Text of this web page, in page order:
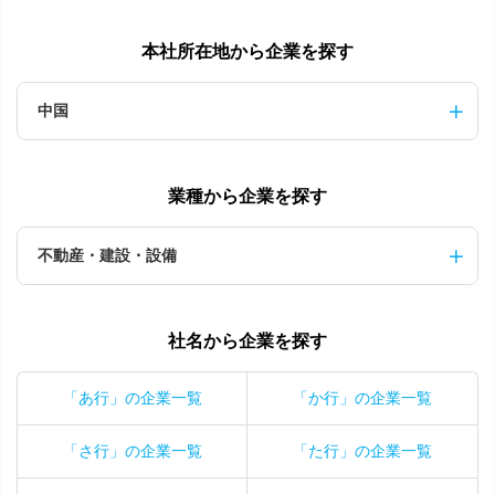
本社所在地から企業を探す
中国
業種から企業を探す
不動産・建設・設備
社名から企業を探す
「あ行」の企業一覧 「か行」の企業一覧
「さ行」の企業一覧 「た行」の企業一覧